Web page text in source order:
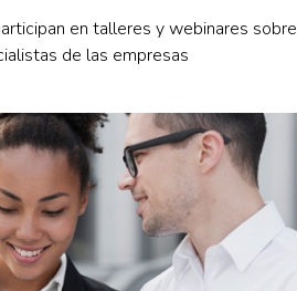
en talleres y webinares sobre
de las empresas